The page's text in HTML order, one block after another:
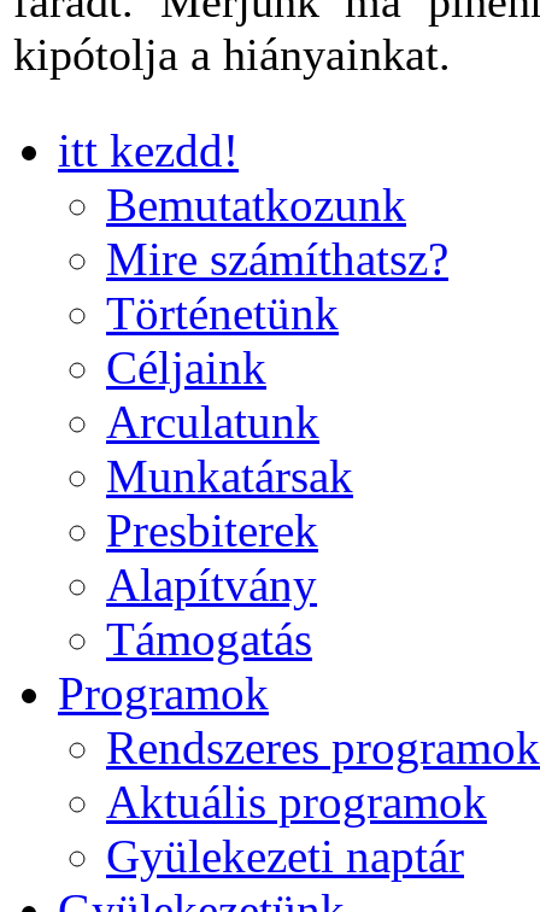
kipótolja a hiányainkat.
itt kezdd!
Bemutatkozunk
Mire számíthatsz?
Történetünk
Céljaink
Arculatunk
Munkatársak
Presbiterek
Alapítvány
Támogatás
Programok
Rendszeres programok
Aktuális programok
Gyülekezeti naptár